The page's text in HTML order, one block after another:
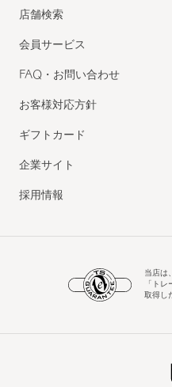
店舗検索
会員サービス
FAQ・お問い合わせ
お客様対応方針
ギフトカード
企業サイト
採用情報
当店は
「ト
取得し